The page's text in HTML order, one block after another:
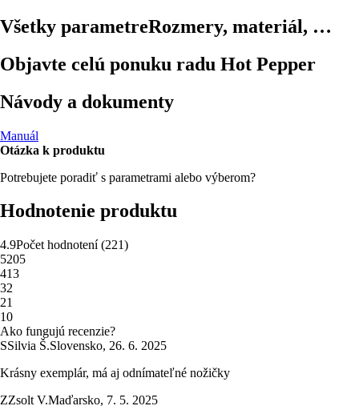
Všetky parametreRozmery, materiál, …
Objavte celú ponuku radu Hot Pepper
Návody a dokumenty
Manuál
Otázka k produktu
Potrebujete poradiť s parametrami alebo výberom?
Hodnotenie produktu
4.9Počet hodnotení(221)
5205
413
32
21
10
Ako fungujú recenzie?
SSilvia Š.Slovensko, 26. 6. 2025
Krásny exemplár, má aj odnímateľné nožičky
ZZsolt V.Maďarsko, 7. 5. 2025